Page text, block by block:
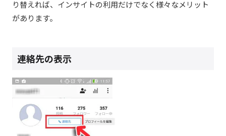
り替えれば、インサイトの利用だけでなく様々なメリット
があります。
連絡先の表示